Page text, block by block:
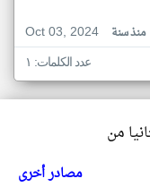
Oct 03, 2024
منذ سنة
عدد الكلمات: ١
من
مصادر أخرى